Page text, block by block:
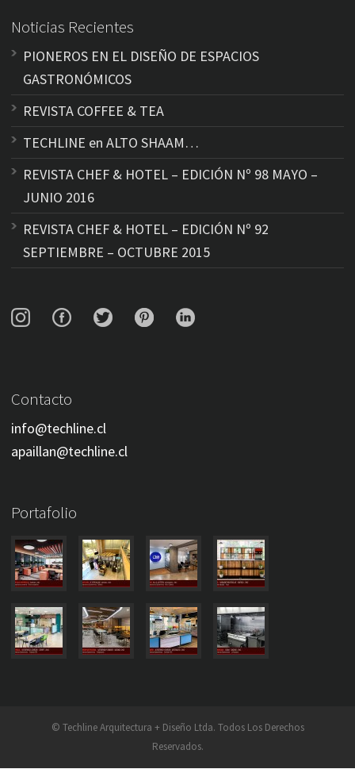
Noticias Recientes
PIONEROS EN EL DISEÑO DE ESPACIOS
GASTRONÓMICOS
REVISTA COFFEE & TEA
TECHLINE en ALTO SHAAM…
REVISTA CHEF & HOTEL – EDICIÓN Nº 98 MAYO –
JUNIO 2016
REVISTA CHEF & HOTEL – EDICIÓN Nº 92
SEPTIEMBRE – OCTUBRE 2015
Contacto
info@techline.cl
apaillan@techline.cl
Portafolio
© Techline Arquitectura + Diseño Ltda. Todos Los Derechos
Reservados.